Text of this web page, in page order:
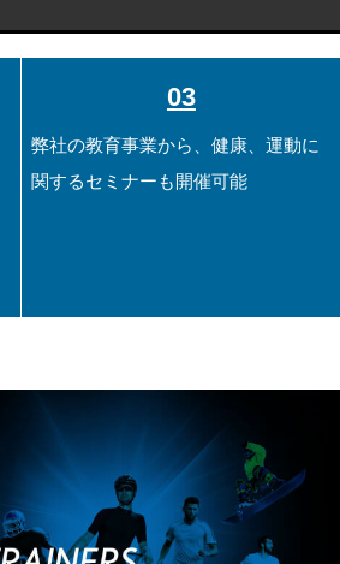
03
弊社の教育事業から、健康、運動に
関するセミナーも開催可能